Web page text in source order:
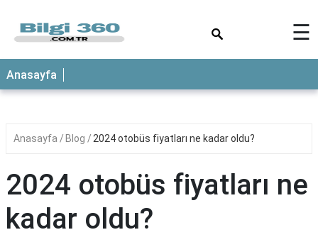
ANASAYFA
☰
Anasayfa
Anasayfa Blog 2024 otobüs fiyatları ne kadar oldu?
2024 otobüs fiyatları ne
kadar oldu?